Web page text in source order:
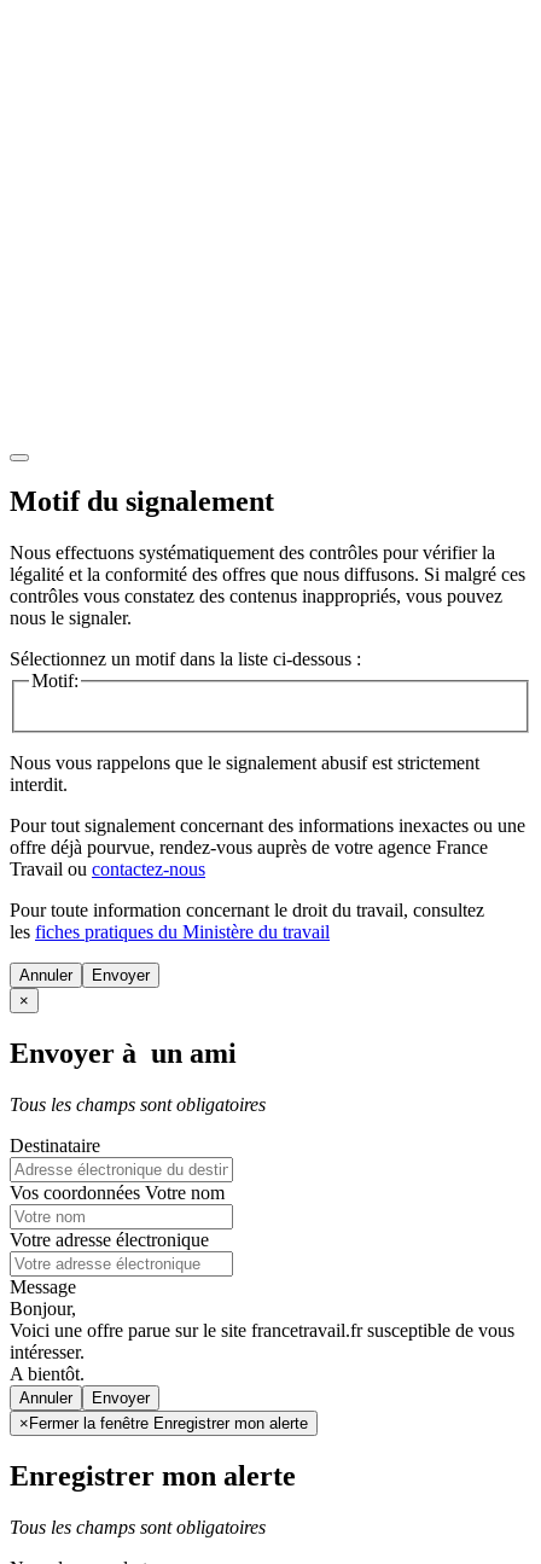
Motif du signalement
Nous effectuons systématiquement des contrôles pour vérifier la
légalité et la conformité des offres que nous diffusons. Si malgré ces
contrôles vous constatez des contenus inappropriés, vous pouvez
nous le signaler.
Sélectionnez un motif dans la liste ci-dessous :
Motif:
Nous vous rappelons que le signalement abusif est strictement
interdit.
Pour tout signalement concernant des informations inexactes ou une
offre déjà pourvue, rendez-vous auprès de votre agence France
Travail ou contactez-nous
Pour toute information concernant le droit du travail, consultez
les fiches pratiques du Ministère du travail
Annuler
×
Envoyer à un ami
Tous les champs sont obligatoires
Destinataire
Vos coordonnées Votre nom
Votre adresse électronique
Message
Bonjour,
Voici une offre parue sur le site francetravail.fr susceptible de vous
intéresser.
A bientôt.
Annuler
× Fermer la fenêtre Enregistrer mon alerte
Enregistrer mon alerte
Tous les champs sont obligatoires